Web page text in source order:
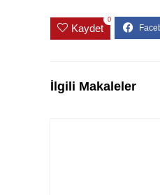
Kaydet
0
İlgili Makaleler